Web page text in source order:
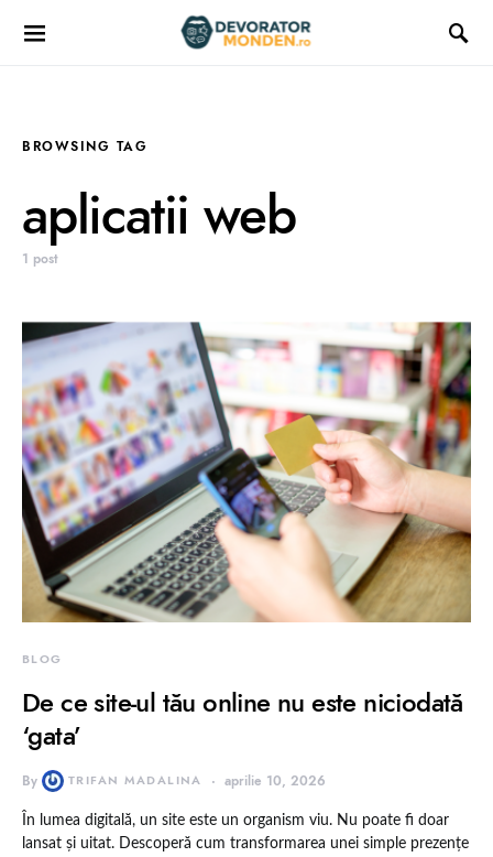
BROWSING TAG
aplicatii web
1 post
BLOG
De ce site-ul tău online nu este niciodată
‘gata’
By TRIFAN MADALINA aprilie 10, 2026
În lumea digitală, un site este un organism viu. Nu poate fi doar
lansat și uitat. Descoperă cum transformarea unei simple prezențe